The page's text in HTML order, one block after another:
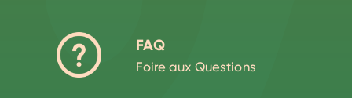
FAQ
Foire aux Questions